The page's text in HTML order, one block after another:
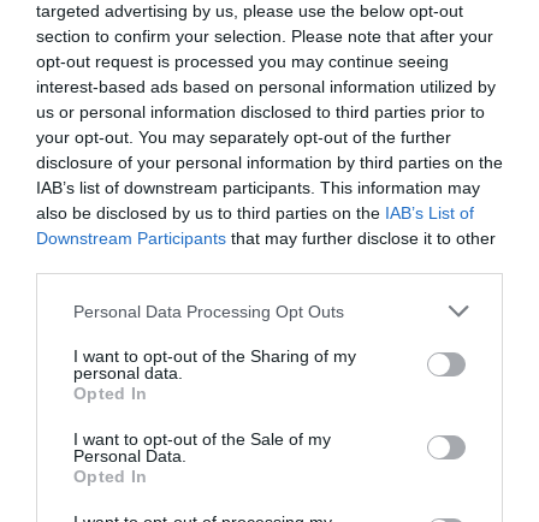
targeted advertising by us, please use the below opt-out
section to confirm your selection. Please note that after your
opt-out request is processed you may continue seeing
interest-based ads based on personal information utilized by
us or personal information disclosed to third parties prior to
your opt-out. You may separately opt-out of the further
disclosure of your personal information by third parties on the
IAB’s list of downstream participants. This information may
also be disclosed by us to third parties on the IAB’s List of
Downstream Participants that may further disclose it to other
Please note that this website/app uses one or more Google
not limited to your visit or usage behaviour. You may click to
grant or deny consent to Google and its third-party tags to
use your data for below specified purposes in below Google
consent section.
Personal Data Processing Opt Outs
I want to opt-out of the Sharing of my
personal data.
Opted In
I want to opt-out of the Sale of my
Personal Data.
Opted In
Berlino 2006, una notte da campioni del mondo
Inghilterra-Argentina, molto più di una partita